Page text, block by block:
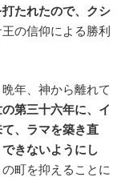
たれたので、クシ
の信仰による勝利
年、神から離れて
第三十六年に、イ
、ラマを築き直
きないようにし
町を抑えることに